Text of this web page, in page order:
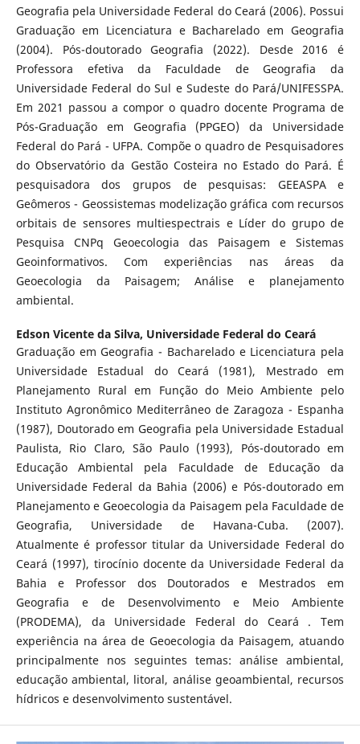
Geografia pela Universidade Federal do Ceará (2006). Possui
Graduação em Licenciatura e Bacharelado em Geografia
(2004). Pós-doutorado Geografia (2022). Desde 2016 é
Professora efetiva da Faculdade de Geografia da
Universidade Federal do Sul e Sudeste do Pará/UNIFESSPA.
Em 2021 passou a compor o quadro docente Programa de
Pós-Graduação em Geografia (PPGEO) da Universidade
Federal do Pará - UFPA. Compõe o quadro de Pesquisadores
do Observatório da Gestão Costeira no Estado do Pará. É
pesquisadora dos grupos de pesquisas: GEEASPA e
Geômeros - Geossistemas modelização gráfica com recursos
orbitais de sensores multiespectrais e Líder do grupo de
Pesquisa CNPq Geoecologia das Paisagem e Sistemas
Geoinformativos. Com experiências nas áreas da
Geoecologia da Paisagem; Análise e planejamento
ambiental.
Edson Vicente da Silva, Universidade Federal do Ceará
Graduação em Geografia - Bacharelado e Licenciatura pela
Universidade Estadual do Ceará (1981), Mestrado em
Planejamento Rural em Função do Meio Ambiente pelo
Instituto Agronômico Mediterrâneo de Zaragoza - Espanha
(1987), Doutorado em Geografia pela Universidade Estadual
Paulista, Rio Claro, São Paulo (1993), Pós-doutorado em
Educação Ambiental pela Faculdade de Educação da
Universidade Federal da Bahia (2006) e Pós-doutorado em
Planejamento e Geoecologia da Paisagem pela Faculdade de
Geografia, Universidade de Havana-Cuba. (2007).
Atualmente é professor titular da Universidade Federal do
Ceará (1997), tirocínio docente da Universidade Federal da
Bahia e Professor dos Doutorados e Mestrados em
Geografia e de Desenvolvimento e Meio Ambiente
(PRODEMA), da Universidade Federal do Ceará . Tem
experiência na área de Geoecologia da Paisagem, atuando
principalmente nos seguintes temas: análise ambiental,
educação ambiental, litoral, análise geoambiental, recursos
hídricos e desenvolvimento sustentável.